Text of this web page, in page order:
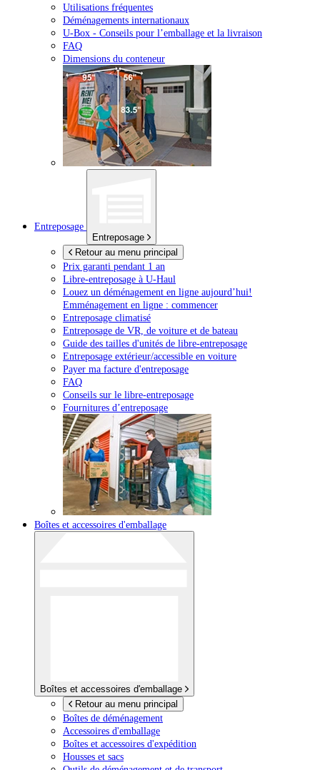
Utilisations fréquentes
Déménagements internationaux
U-Box - Conseils pour l’emballage et la livraison
FAQ
Dimensions du conteneur
Entreposage
Entreposage
Retour au menu principal
Prix garanti pendant 1 an
Libre-entreposage à U-Haul
Louez un déménagement en ligne aujourd’hui!
Emménagement en ligne : commencer
Entreposage climatisé
Entreposage de VR, de voiture et de bateau
Guide des tailles d'unités de libre-entreposage
Entreposage extérieur/accessible en voiture
Payer ma facture d'entreposage
FAQ
Conseils sur le libre-entreposage
Fournitures d’entreposage
Boîtes et accessoires d'emballage
Boîtes et accessoires d'emballage
Retour au menu principal
Boîtes de déménagement
Accessoires d'emballage
Boîtes et accessoires d'expédition
Housses et sacs